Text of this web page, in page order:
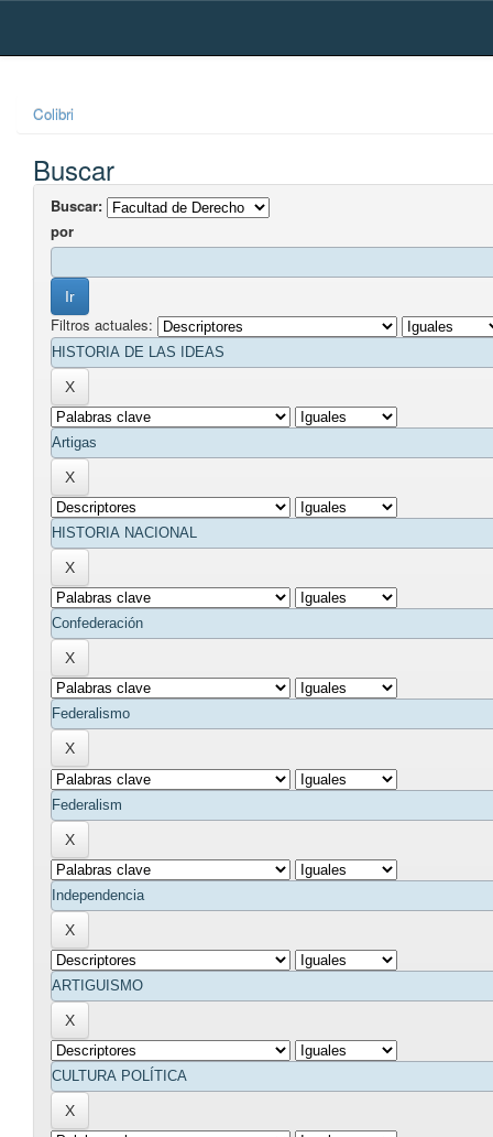
Skip
Colibri
Buscar
Buscar:
por
Filtros actuales: